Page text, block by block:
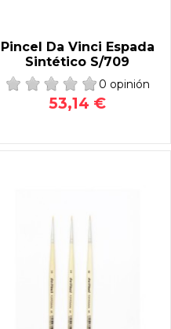
Pincel Da Vinci Espada
Sintético S/709
0 opinión
53,14 €